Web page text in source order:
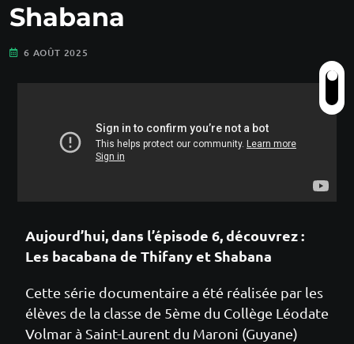
Shabana
6 AOÛT 2025
Aujourd’hui, dans l’épisode 6, découvrez :
Les bacabana de Thifany et Shabana
Cette série documentaire a été réalisée par les
élèves de la classe de 5ème du Collège Léodate
Volmar à Saint-Laurent du Maroni (Guyane)